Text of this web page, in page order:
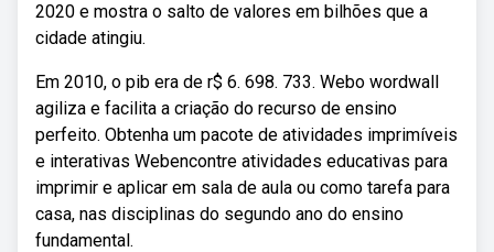
2020 e mostra o salto de valores em bilhões que a
cidade atingiu.
Em 2010, o pib era de r$ 6. 698. 733. Webo wordwall
agiliza e facilita a criação do recurso de ensino
perfeito. Obtenha um pacote de atividades imprimíveis
e interativas Webencontre atividades educativas para
imprimir e aplicar em sala de aula ou como tarefa para
casa, nas disciplinas do segundo ano do ensino
fundamental.